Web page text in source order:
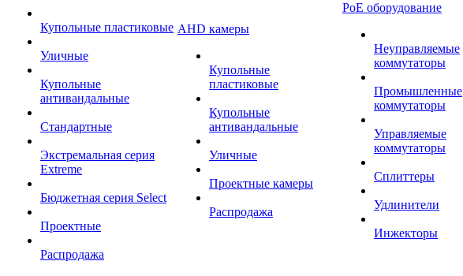
Купольные пластиковые
Уличные
Купольные
антивандальные
Стандартные
Экстремальная серия
Extreme
Бюджетная серия Select
Проектные
Распродажа
AHD камеры
Купольные
пластиковые
Купольные
антивандальные
Уличные
Проектные камеры
Распродажа
PoE оборудование
Неуправляемые
коммутаторы
Промышленные
коммутаторы
Управляемые
коммутаторы
Сплиттеры
Удлинители
Инжекторы